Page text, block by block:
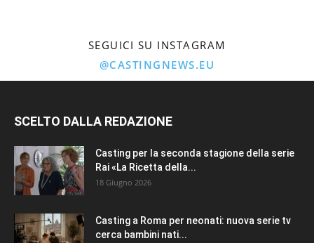
SEGUICI SU INSTAGRAM
@CASTINGNEWS.EU
SCELTO DALLA REDAZIONE
Casting per la seconda stagione della serie
Rai «La Ricetta della...
18 Giugno 2026
Casting a Roma per neonati: nuova serie tv
cerca bambini nati...